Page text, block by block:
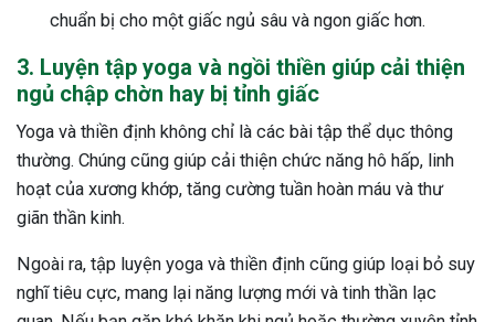
chuẩn bị cho một giấc ngủ sâu và ngon giấc hơn.
3. Luyện tập yoga và ngồi thiền giúp cải thiện
ngủ chập chờn hay bị tỉnh giấc
Yoga và thiền định không chỉ là các bài tập thể dục thông
thường. Chúng cũng giúp cải thiện chức năng hô hấp, linh
hoạt của xương khớp, tăng cường tuần hoàn máu và thư
giãn thần kinh.
Ngoài ra, tập luyện yoga và thiền định cũng giúp loại bỏ suy
nghĩ tiêu cực, mang lại năng lượng mới và tinh thần lạc